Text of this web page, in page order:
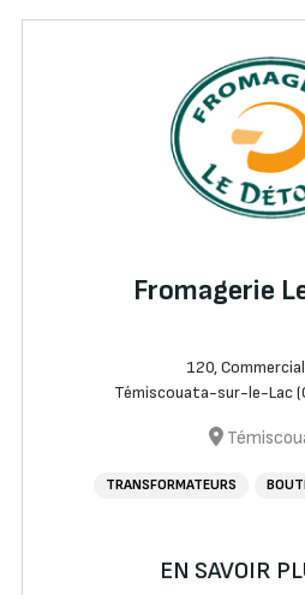
Fromagerie
120,
Témiscouata-sur-le-Lac
TRANSFORMATEURS
EN SAVOIR